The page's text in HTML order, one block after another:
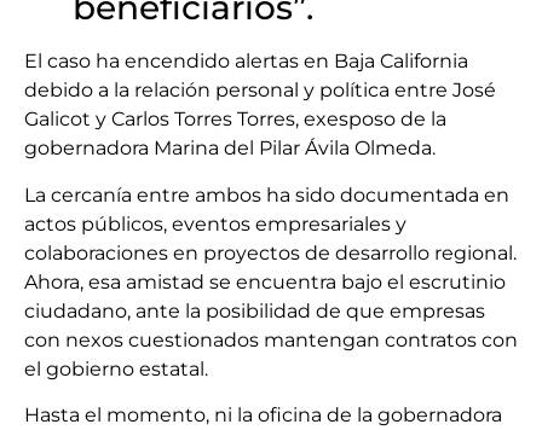
El caso ha encendido alertas en Baja California
debido a la relación personal y política entre José
Galicot y Carlos Torres Torres, exesposo de la
gobernadora Marina del Pilar Ávila Olmeda.
La cercanía entre ambos ha sido documentada en
actos públicos, eventos empresariales y
colaboraciones en proyectos de desarrollo regional.
Ahora, esa amistad se encuentra bajo el escrutinio
ciudadano, ante la posibilidad de que empresas
con nexos cuestionados mantengan contratos con
el gobierno estatal.
Hasta el momento, ni la oficina de la gobernadora